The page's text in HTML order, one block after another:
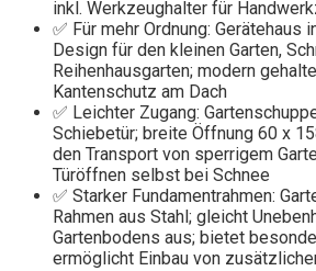
inkl. Werkzeughalter für
✅ Für mehr Ordnung: Gerätehaus
Design für den kleinen Garten,
Reihenhausgarten; modern
Kantenschutz am Dach
✅ Leichter Zugang:
Schiebetür; breite Öffnung 60 x
den Transport von sperrigem
Türöffnen selbst bei Schnee
✅ Starker Fundamentrahmen:
Rahmen aus Stahl; gleicht
Gartenbodens aus; bietet
ermöglicht Einbau von